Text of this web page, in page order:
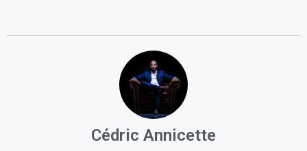
Cédric Annicette